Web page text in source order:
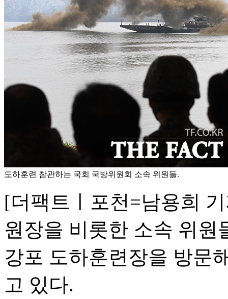
도하훈련 참관하는 국회 국방위원회 소속 위원들.
[더팩트ㅣ포천=남용희
원장을 비롯한 소속 위원
강포 도하훈련장을 방문
고 있다.